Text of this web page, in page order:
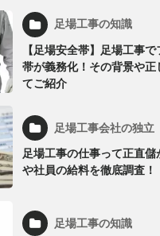
足場工事の知識
【足場安全帯】足場工事
帯が義務化！その背景や
てご紹介
足場工事会社の独立
足場工事の仕事って正直
や社員の給料を徹底調査！
足場工事の知識